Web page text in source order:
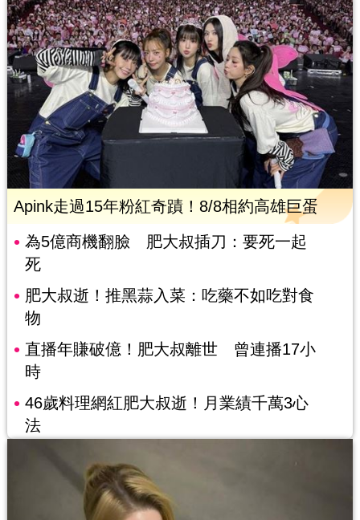
Apink走過15年粉紅奇蹟！8/8相約高雄巨蛋
為5億商機翻臉 肥大叔插刀：要死一起
死
肥大叔逝！推黑蒜入菜：吃藥不如吃對食
物
直播年賺破億！肥大叔離世 曾連播17小
時
46歲料理網紅肥大叔逝！月業績千萬3心
法